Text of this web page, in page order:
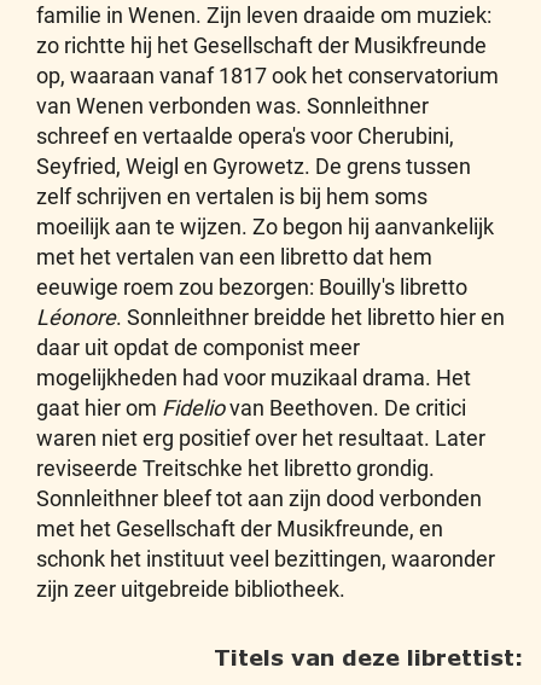
familie in Wenen. Zijn leven draaide om muziek:
zo richtte hij het Gesellschaft der Musikfreunde
op, waaraan vanaf 1817 ook het conservatorium
van Wenen verbonden was. Sonnleithner
schreef en vertaalde opera's voor Cherubini,
Seyfried, Weigl en Gyrowetz. De grens tussen
zelf schrijven en vertalen is bij hem soms
moeilijk aan te wijzen. Zo begon hij aanvankelijk
met het vertalen van een libretto dat hem
eeuwige roem zou bezorgen: Bouilly's libretto
Léonore. Sonnleithner breidde het libretto hier en
daar uit opdat de componist meer
mogelijkheden had voor muzikaal drama. Het
gaat hier om Fideliovan Beethoven. De critici
waren niet erg positief over het resultaat. Later
reviseerde Treitschke het libretto grondig.
Sonnleithner bleef tot aan zijn dood verbonden
met het Gesellschaft der Musikfreunde, en
schonk het instituut veel bezittingen, waaronder
zijn zeer uitgebreide bibliotheek.
Titels van deze librettist: